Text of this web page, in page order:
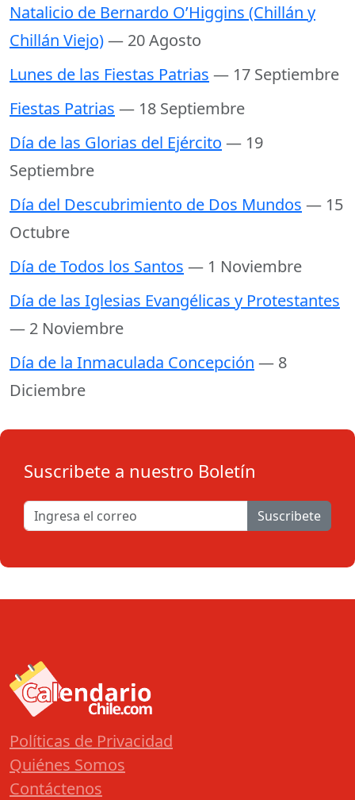
Natalicio de Bernardo O’Higgins (Chillán y
Chillán Viejo)— 20 Agosto
Lunes de las Fiestas Patrias — 17 Septiembre
Fiestas Patrias — 18 Septiembre
Día de las Glorias del Ejército — 19
Septiembre
Día del Descubrimiento de Dos Mundos — 15
Octubre
Día de Todos los Santos — 1 Noviembre
Día de las Iglesias Evangélicas y Protestantes
— 2 Noviembre
Día de la Inmaculada Concepción — 8
Diciembre
Suscribete a nuestro Boletín
Suscribete
Políticas de Privacidad
Quiénes Somos
Contáctenos